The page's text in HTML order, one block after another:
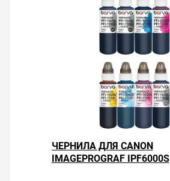
ЧЕРНИЛА ДЛЯ CANON
IMAGEPROGRAF IPF6000S